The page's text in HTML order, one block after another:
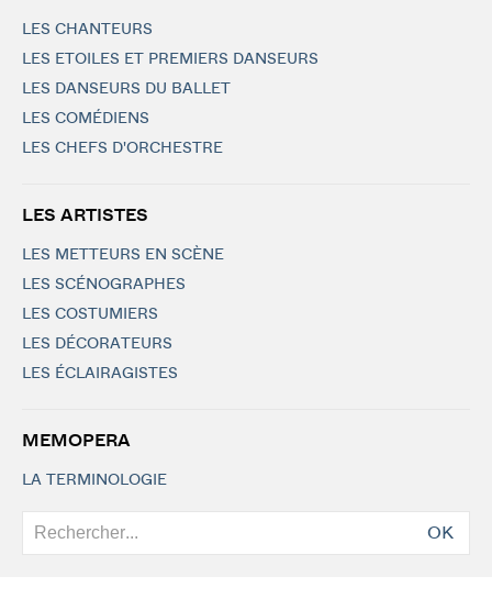
LES CHANTEURS
LES ETOILES ET PREMIERS DANSEURS
LES DANSEURS DU BALLET
LES COMÉDIENS
LES CHEFS D'ORCHESTRE
LES ARTISTES
LES METTEURS EN SCÈNE
LES SCÉNOGRAPHES
LES COSTUMIERS
LES DÉCORATEURS
LES ÉCLAIRAGISTES
MEMOPERA
LA TERMINOLOGIE
OK